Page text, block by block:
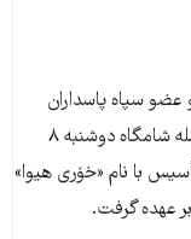
سپاه پاسداران
کشته و دو نفر دیگر به‌شدت زخمی شدند. این حمله شامگاه دوشنبه ۸
با نام «خۆری هیوا»
عهده گرفت.